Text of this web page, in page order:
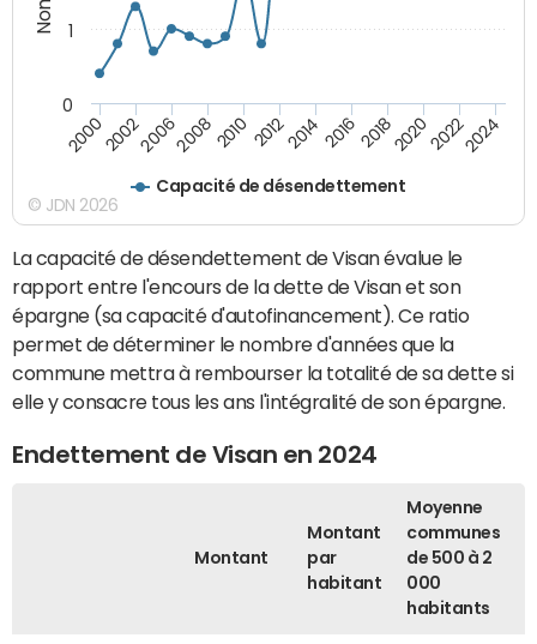
Capacité de désendettement
20002002200620082010 2012201420162018202020222024
0
1
© JDN 2026
La capacité de désendettement de Visan évalue le
rapport entre l'encours de la dette de Visan et son
épargne (sa capacité d'autofinancement). Ce ratio
permet de déterminer le nombre d'années que la
commune mettra à rembourser la totalité de sa dette si
elle y consacre tous les ans l'intégralité de son épargne.
Endettement de Visan en 2024
Montant
Montant
par
habitant
Moyenne
communes
de 500 à 2
000
habitants